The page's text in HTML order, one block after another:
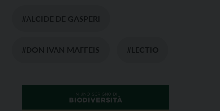
#ALCIDE DE GASPERI
#DON IVAN MAFFEIS #LECTIO